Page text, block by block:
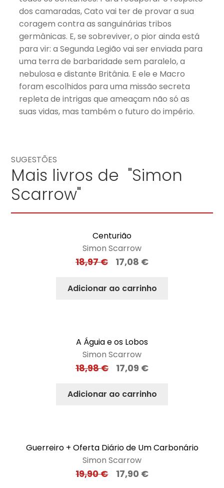
dos camaradas, Cato vai ter de provar a sua
coragem contra as sanguinárias tribos
germânicas. E, se sobreviver, o pior ainda está
para vir: a Segunda Legião vai ser enviada para
uma terra de barbaridade sem paralelo, a
nebulosa e distante Britânia. E ele e Macro
foram escolhidos para uma missão secreta
repleta de intrigas que ameaçam não só as
suas vidas, mas também o futuro do império.
SUGESTÕES
Mais livros de "Simon
Scarrow"
Centurião
Simon Scarrow
18,97€ 17,08 €
Adicionar ao carrinho
A Águia e os Lobos
Simon Scarrow
18,98€ 17,09 €
Adicionar ao carrinho
Guerreiro + Oferta Diário de Um Carbonário
Simon Scarrow
19,90€ 17,90 €